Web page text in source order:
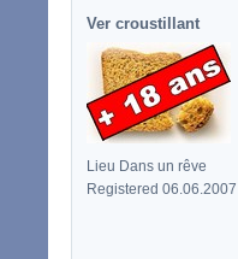
Ver croustillant
Lieu Dans un rêve
Registered 06.06.2007